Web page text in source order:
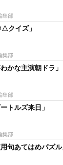
集部
クイズ」
集部
かな主演朝ドラ」
集部
トルズ来日」
集部
句あてはめパズル